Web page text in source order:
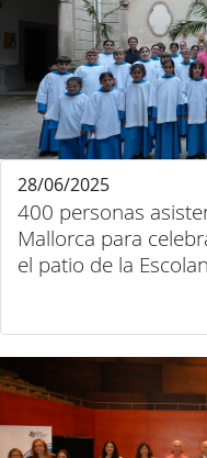
400 personas
Mallorca para
el patio de la
28/06/2025